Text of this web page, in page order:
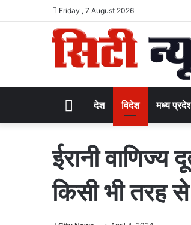
Friday , 7 August 2026
Homeदेश विदेश मध्य
ईरानी
किसी भी तरह से